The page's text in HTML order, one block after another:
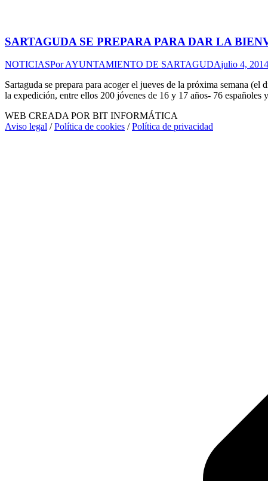
SARTAGUDA SE PREPARA PARA DAR LA
NOTICIASPorAYUNTAMIENTO DE SARTAGUDAjulio 4, 2014
Sartaguda se prepara para acoger el jueves de la próxima semana
la expedición, entre ellos 200 jóvenes de 16 y 17 años- 76 españoles
WEB CREADA POR BIT INFORMÁTICA
Aviso legal /Política de cookies /Política de privacidad